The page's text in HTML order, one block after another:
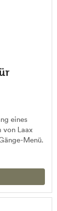
eines
von Laax
Menü.